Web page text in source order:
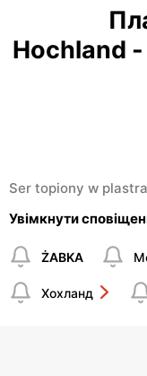
Hochland -
Ser topiony w
Увімкнути
ŻABKA
Хохланд